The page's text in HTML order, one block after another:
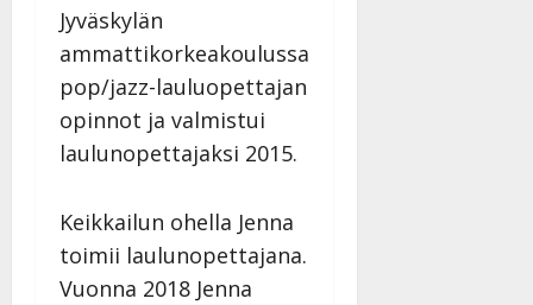
Jyväskylän
ammattikorkeakoulussa
pop/jazz-lauluopettajan
opinnot ja valmistui
laulunopettajaksi 2015.
Keikkailun ohella Jenna
toimii laulunopettajana.
Vuonna 2018 Jenna